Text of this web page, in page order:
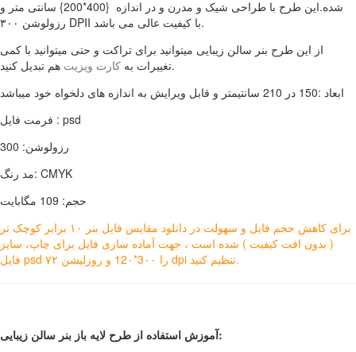
شده.این طرح با طراحی شیک و مدرن و در اندازه {400*200} سانتی متر و
رزولوشن ۳۰۰ DPII با کیفیت عالی می باشد.
از این طرح بنر سالن زیبایی میتوانید برای تراکت و حتی میتوانید با کمی
تغییرات به کارت ویزیت
هم تبدیل کنید.
ابعاد :150 در 210 سانتیمتر و قابل ویرایش به اندازه های دلخواه خود میباشد
فرمت فایل : psd
رزولوشن: 300
مد رنگ: CMYK
حجم: 109 مگابایت
برای کاهش حجم فایل و سهولت در دانلود مقایس فایل بنر ۱۰ برابر کوچک تر
( بدون افت کیفیت ) شده است ، جهت آماده سازی فایل برای چاپ، سایز
فایل psd را 3۰۰*12۰ و روزلیشن ۷۲ dpi تنظیم کنید.
آموزش استفاده از طرح لایه باز بنر سالن زیبایی: